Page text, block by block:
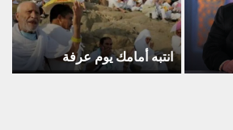
انتبه أمامك يوم عرفة